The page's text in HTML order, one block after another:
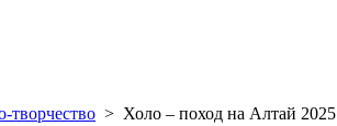
творчество > Холо – поход на Алтай 2025